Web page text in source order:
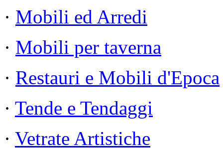
· Mobili ed Arredi
· Mobili per taverna
· Restauri e Mobili d'Epoca
· Tende e Tendaggi
· Vetrate Artistiche